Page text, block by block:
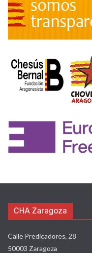
CHA Zaragoza
Calle Predicadores, 28
50003 Zaragoza